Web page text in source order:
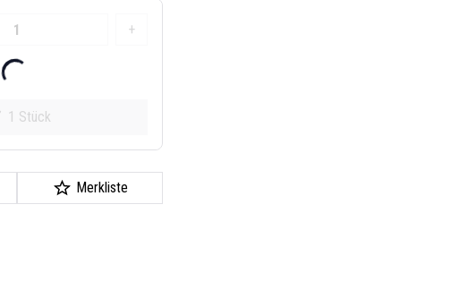
+
1 Stück
Merkliste